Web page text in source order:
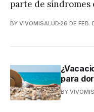
parte de síndromes
BY VIVOMISALUD 26 DE FEB.
para
BY